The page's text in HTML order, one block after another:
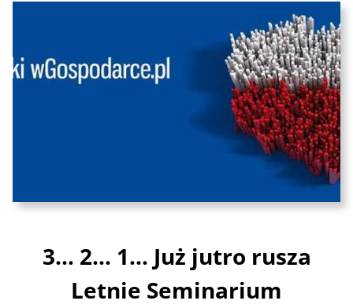
3... 2... 1... Już jutro rusza
Letnie Seminarium